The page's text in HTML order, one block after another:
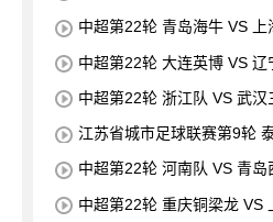
中超第22轮 青岛海牛 VS 上
中超第22轮 大连英博 VS 辽
中超第22轮 浙江队 VS 武汉
江苏省城市足球联赛第9轮
中超第22轮 河南队 VS 青岛
中超第22轮 重庆铜梁龙 VS